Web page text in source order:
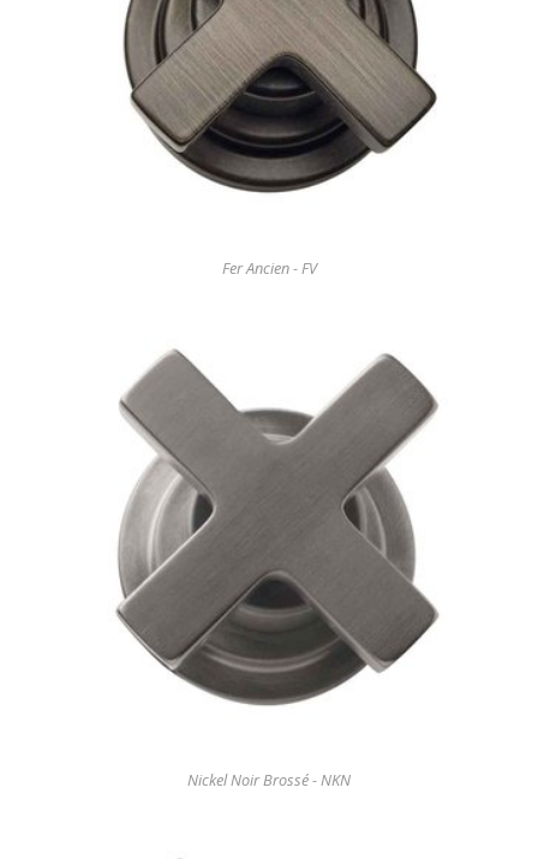
Fer Ancien - FV
Nickel Noir Brossé - NKN